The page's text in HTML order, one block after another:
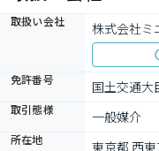
取扱い会社 株式会社ミ
免許番号
国土交通大
取引態様 一般媒介
所在地 東京都 西